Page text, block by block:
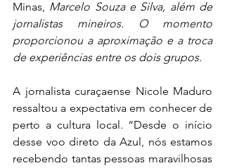
Minas, Marcelo Souza e Silva, além de
jornalistas mineiros. O momento
proporcionou a aproximação e a troca
de experiências entre os dois grupos.
A jornalista curaçaense Nicole Maduro
ressaltou a expectativa em conhecer de
perto a cultura local. “Desde o início
desse voo direto da Azul, nós estamos
recebendo tantas pessoas maravilhosas